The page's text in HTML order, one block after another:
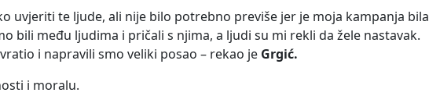
uvjeriti te ljude, ali nije bilo potrebno previše jer je moja kampanja bila
bili među ljudima i pričali s njima, a ljudi su mi rekli da žele nastavak.
i napravili smo veliki posao – rekao je Grgić.
i moralu.